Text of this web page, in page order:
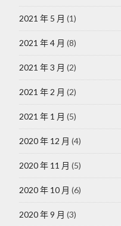
2021 年 5 月 (1)
2021 年 4 月 (8)
2021 年 3 月 (2)
2021 年 2 月 (2)
2021 年 1 月 (5)
2020 年 12 月 (4)
2020 年 11 月 (5)
2020 年 10 月 (6)
2020 年 9 月 (3)